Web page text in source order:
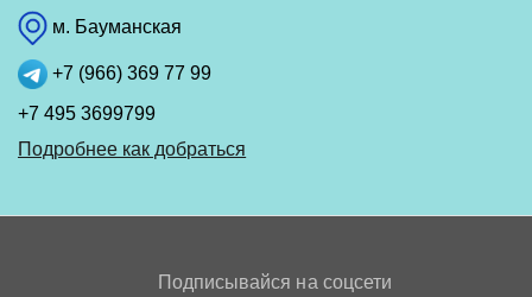
м. Бауманская
+7 (966) 369 77 99
+7 495 3699799
Подробнее как добраться
Подписывайся на соцсети